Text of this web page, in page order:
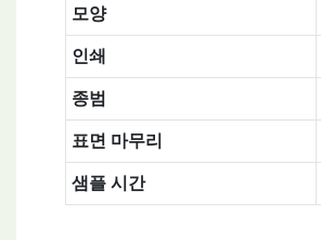
모양
인쇄
종범
표면 마무리
샘플 시간